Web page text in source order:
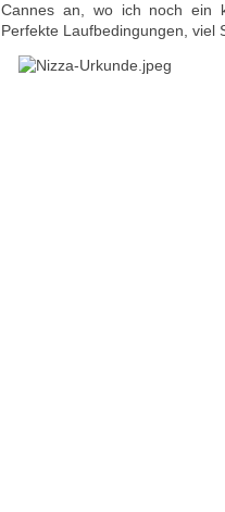
Cannes an, wo ich noch ein
Perfekte Laufbedingungen, viel